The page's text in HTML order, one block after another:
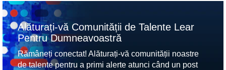
Alăturați-vă Comunității de Talente Lear
Pentru Dumneavoastră
Rămâneți conectat! Alăturați-vă comunității noastre
de talente pentru a primi alerte atunci când un post